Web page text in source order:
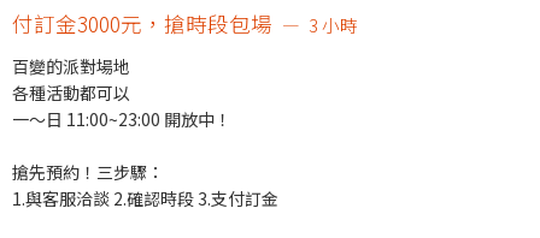
付訂金3000元，搶時段包場 3 小時
百變的派對場地
各種活動都可以
一～日 11:00~23:00 開放中！
搶先預約！三步驟：
1.與客服洽談 2.確認時段 3.支付訂金